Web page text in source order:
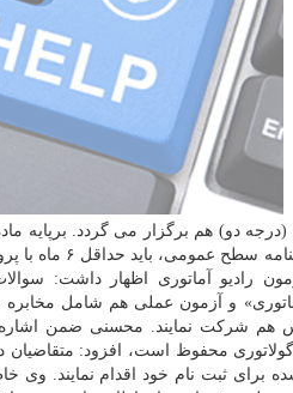
استفاده از بی سیم های
رادیو آماتوری اظهار داشت:
آماتوری» و آزمون عملی هم شامل
هم شرکت نمایند. محسنی ضمن اشاره
محفوظ است، افزود: متقاضیان
ثبت نام خود اقدام نمایند. وی